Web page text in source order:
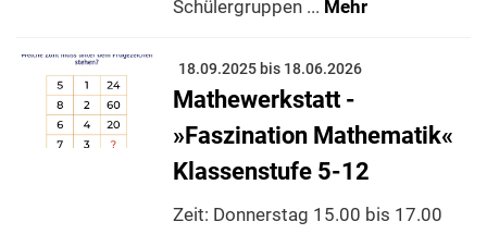
Schülergruppen ... Mehr
18.09.2025 bis 18.06.2026
Mathewerkstatt -
»Faszination Mathematik«
Klassenstufe 5-12
Zeit: Donnerstag 15.00 bis 17.00